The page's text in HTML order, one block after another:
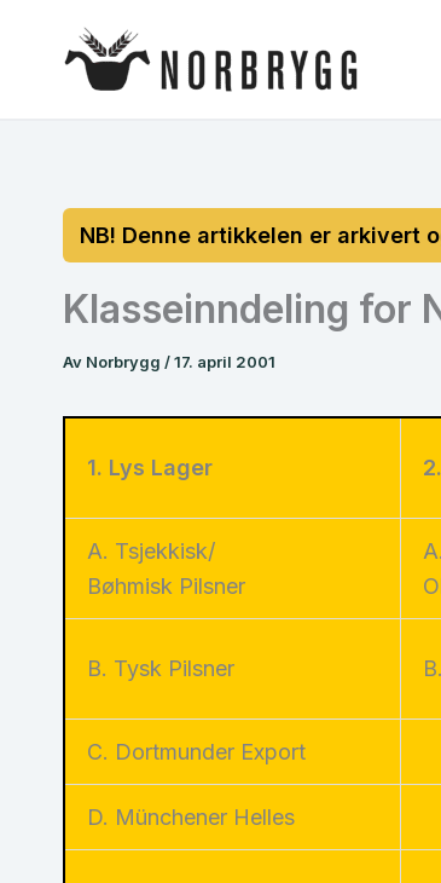
Klasseinndeling for
Av Norbrygg /17. april 2001
1. Lys Lager
A. Tsjekkisk/
Bøhmisk Pilsner
B. Tysk Pilsner
C. Dortmunder Export
D. Münchener Helles